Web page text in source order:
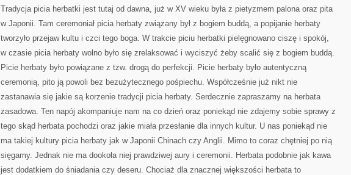
POLSCE
Tradycja picia herbatki jest tutaj od dawna, już w XV wieku była z pietyzmem palona oraz pita
w Japonii. Tam ceremoniał picia herbaty związany był z bogiem buddą, a popijanie herbaty
tworzyło przejaw kultu i czci tego boga. W trakcie piciu herbatki pielęgnowano ciszę i spokój,
w czasie picia herbaty wolno było się zrelaksować i wyciszyć żeby scalić się z bogiem buddą.
Picie herbaty było powiązane z tzw. drogą do perfekcji. Picie herbaty było autentyczną
ceremonią, pito ją powoli bez bezużytecznego pośpiechu. Współcześnie już nikt nie
zastanawia się jakie są korzenie tradycji picia herbaty. Serdecznie zapraszamy na herbata
zasadowa. Ten napój akompaniuje nam na co dzień oraz poniekąd nie zdajemy sobie sprawy z
tego skąd herbata pochodzi oraz jakie miała przesłanie dla innych kultur. U nas poniekąd nie
ma takiej kultury picia herbaty jak w Japonii Chinach czy Anglii. Mimo to coraz chętniej po nią
sięgamy. Jednak nie ma dookoła niej prawdziwej aury i ceremonii. Herbata podobnie jak kawa
jest dodatkiem do śniadania czy deseru. Chociaż dla znacznej większości herbata to